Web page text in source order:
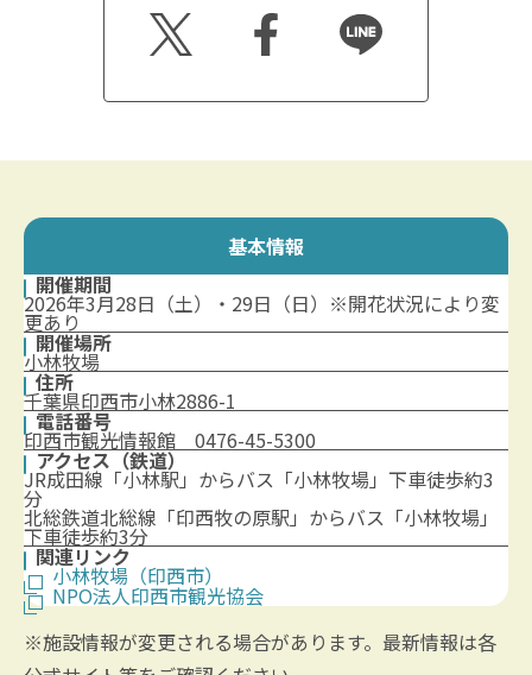
Twitt
er
Faceb
ook
Line
基本情報
開催期間
2026年3月28日（土）・29日（日）※開花状況により変
更あり
開催場所
小林牧場
住所
千葉県印西市小林2886-1
電話番号
印西市観光情報館 0476-45-5300
アクセス（鉄道）
JR成田線「小林駅」からバス「小林牧場」下車徒歩約3
分
北総鉄道北総線「印西牧の原駅」からバス「小林牧場」
下車徒歩約3分
関連リンク
小林牧場（印西市）
NPO法人印西市観光協会
※施設情報が変更される場合があります。最新情報は各